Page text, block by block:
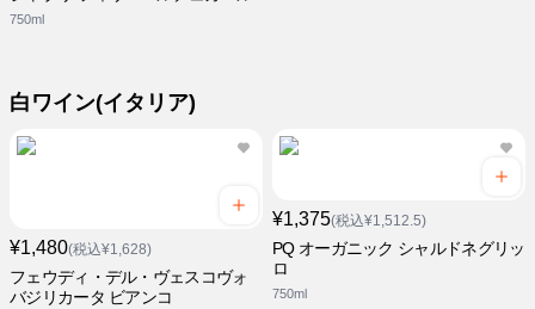
750ml
白ワイン(イタリア)
¥1,480(税込¥1,628)
フェウディ・デル・ヴェスコヴォ
バジリカータ ビアンコ
¥1,375(税込¥1,512.5)
PQ オーガニック シャルドネグリッ
ロ
750ml